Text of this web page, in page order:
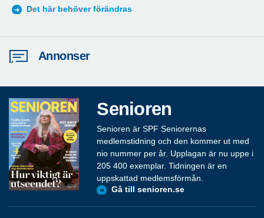
Det här behöver förändras
Annonser
Senioren
Senioren är SPF Seniorernas
medlemstidning och den kommer ut med
nio nummer per år. Upplagan är nu uppe i
205 400 exemplar. Tidningen är en
uppskattad medlemsförmån.
Gå till senioren.se